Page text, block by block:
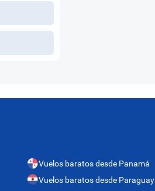
Vuelos baratos desde Panamá
Vuelos baratos desde Paraguay